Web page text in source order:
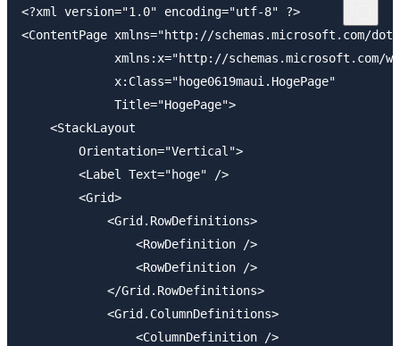
<?xml version="1.0" encoding="utf-8" ?>
<ContentPage xmlns="http://schemas.microsoft.com/
xmlns:x="http://schemas.microsoft.com/
             x:Class="hoge0619maui.HogePage"
             Title="HogePage">
    <StackLayout
        Orientation="Vertical">
        <Label Text="hoge" />
        <Grid>
            <Grid.RowDefinitions>
                <RowDefinition />
                <RowDefinition />
            </Grid.RowDefinitions>
            <Grid.ColumnDefinitions>
                <ColumnDefinition />